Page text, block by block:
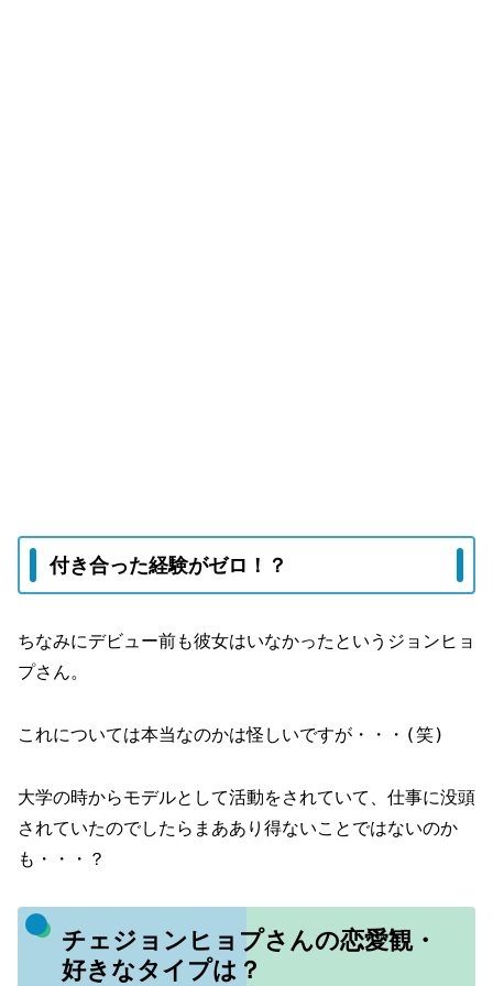
付き合った経験がゼロ！？
ちなみにデビュー前も彼女はいなかったというジョンヒョ
プさん。
これについては本当なのかは怪しいですが・・・(笑)
大学の時からモデルとして活動をされていて、仕事に没頭
されていたのでしたらまああり得ないことではないのか
も・・・？
チェジョンヒョプさんの恋愛観・
好きなタイプは？